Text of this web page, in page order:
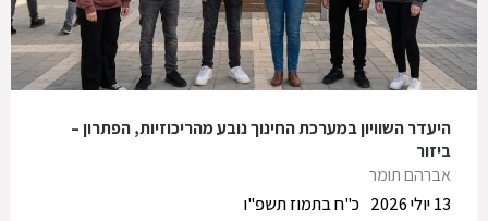
היעדר השוויון במערכת החינוך נובע מהריכוזיות, הפתרון –
ביזור
אברהם תומר
כ"ח בתמוז תשפ"ו
13 יולי 2026